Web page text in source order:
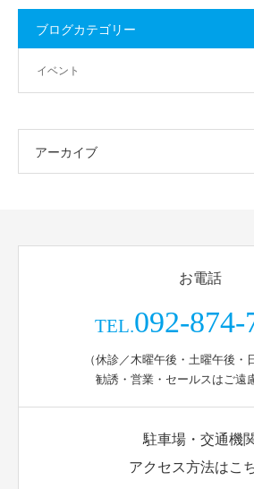
ブログカテゴリー
イベント
アーカイブ
お電話
TEL.092-874-
（休診／木曜午後・土曜午後・
勧誘・営業・セールスはご遠
駐車場・交通機
アクセス方法はこ